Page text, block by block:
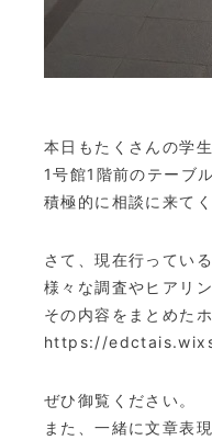
本日もたくさんの学
1号館1階前のテーブ
積極的に相談に来て
さて、現在行ってい
様々な調査やヒアリ
その内容をまとめた
https://
ぜひ御覧ください。
また、一緒に文章表